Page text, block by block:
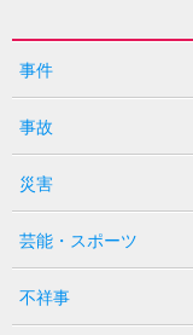
事件
事故
災害
芸能・スポーツ
不祥事